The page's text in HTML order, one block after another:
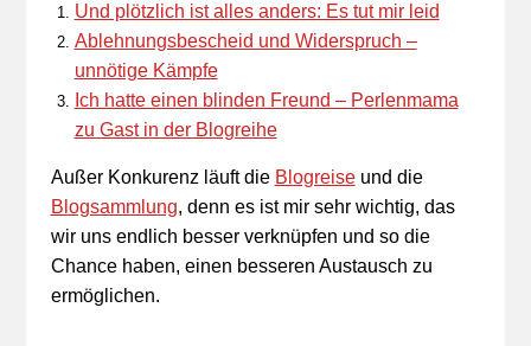
Und plötzlich ist alles anders: Es tut mir leid
Ablehnungsbescheid und Widerspruch –
unnötige Kämpfe
Ich hatte einen blinden Freund – Perlenmama
zu Gast in der Blogreihe
Außer Konkurenz läuft die Blogreiseund die
Blogsammlung, denn es ist mir sehr wichtig, das
wir uns endlich besser verknüpfen und so die
Chance haben, einen besseren Austausch zu
ermöglichen.